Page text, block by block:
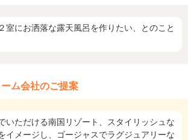
室にお洒落な露天風呂を作りたい、とのこと
ーム会社のご提案
いただける南国リゾート、スタイリッシュな
イメージし、ゴージャスでラグジュアリーな